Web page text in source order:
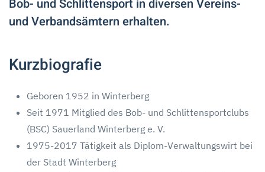
Bob- und Schlittensport in diversen Vereins-
und Verbandsämtern erhalten.
Kurzbiografie
Geboren 1952 in Winterberg
Seit 1971 Mitglied des Bob- und Schlittensportclubs
(BSC) Sauerland Winterberg e. V.
1975-2017 Tätigkeit als Diplom-Verwaltungswirt bei
der Stadt Winterberg